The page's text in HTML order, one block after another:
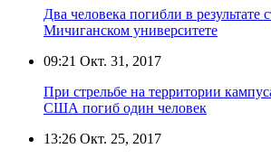
Два человека погибли в результате
Мичиганском университете
09:21 Окт. 31, 2017
При стрельбе на территории
США погиб один человек
13:26 Окт. 25, 2017